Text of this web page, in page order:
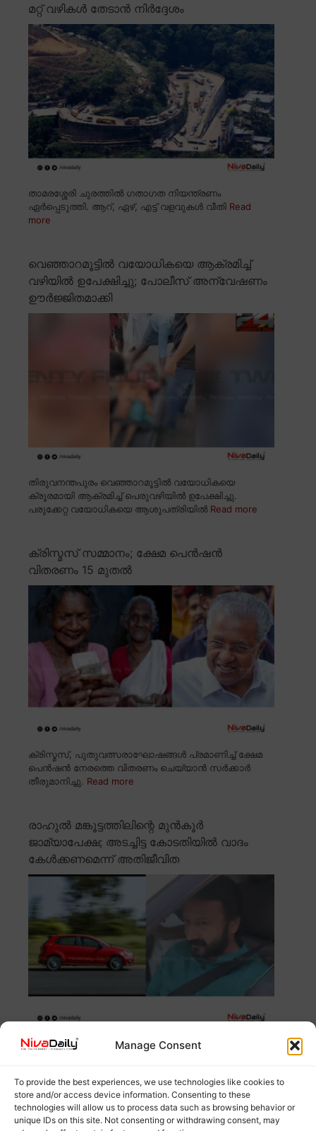
Manage Consent
To provide the best experiences, we use technologies like cookies to
store and/or access device information. Consenting to these
technologies will allow us to process data such as browsing behavior or
unique IDs on this site. Not consenting or withdrawing consent, may
മറ്റ് വഴികൾ തേടാൻ നിർദ്ദേശം
താമരശ്ശേരി ചുരത്തിൽ ഗതാഗത നിയന്ത്രണം
ഏർപ്പെടുത്തി. ആറ്, ഏഴ്, എട്ട് വളവുകൾ വീതി Read
more
വെഞ്ഞാറമൂട്ടിൽ വയോധികയെ ആക്രമിച്ച്
വഴിയിൽ ഉപേക്ഷിച്ചു; പോലീസ് അന്വേഷണം
ഊർജ്ജിതമാക്കി
തിരുവനന്തപുരം വെഞ്ഞാറമൂട്ടിൽ വയോധികയെ
ക്രൂരമായി ആക്രമിച്ച് പെരുവഴിയിൽ ഉപേക്ഷിച്ചു.
പരുക്കേറ്റ വയോധികയെ ആശുപത്രിയിൽ Read more
ക്രിസ്മസ് സമ്മാനം; ക്ഷേമ പെൻഷൻ
വിതരണം 15 മുതൽ
ക്രിസ്മസ്, പുതുവത്സരാഘോഷങ്ങൾ പ്രമാണിച്ച് ക്ഷേമ
പെൻഷൻ നേരത്തെ വിതരണം ചെയ്യാൻ സർക്കാർ
തീരുമാനിച്ചു. Read more
രാഹുൽ മങ്കൂട്ടത്തിലിന്റെ മുൻകൂർ
ജാമ്യാപേക്ഷ; അടച്ചിട്ട കോടതിയിൽ വാദം
കേൾക്കണമെന്ന് അതിജീവിത
ബലാത്സംഗ കേസിൽ രാഹുൽ മങ്കൂട്ടത്തിലിന്റെ മുൻകൂർ
കെൽട്രോണിൽ മാധ്യമ പഠനത്തിന്